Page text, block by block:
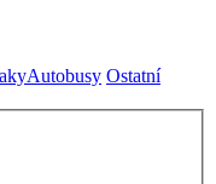
Autobusy Ostatní